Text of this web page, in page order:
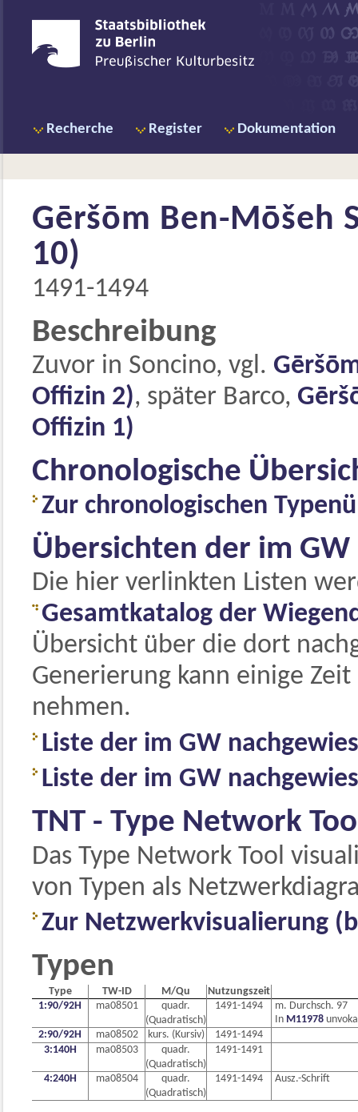
Recherche Register Dokumentation
Gēršōm Ben-Mōšeh
10)
1491-1494
Beschreibung
Zuvor in Soncino, vgl.
Offizin 2), später Barco,
Offizin 1)
Chronologische
Zur chronologischen
Übersichten der im
Die hier verlinkten Listen
Gesamtkatalog der
Übersicht über die dort
Generierung kann einige
nehmen.
Liste der im GW
Liste der im GW
TNT - Type Network
Das Type Network Tool
von Typen als
Zur Netzwerkvisualierung
Typen
Type TW-ID M/Qu
Nutzungszeit
1:90/92H
ma08501
quadr.
(Quadratisch)
1491-1494
m. Durchsch. 97
In M11978
2:90/92H
ma08502 kurs. (Kursiv)
1491-1494
3:140H
ma08503
quadr.
(Quadratisch)
1491-1491
4:240H ma08504
quadr.
(Quadratisch)
1491-1494 Ausz.-Schrift